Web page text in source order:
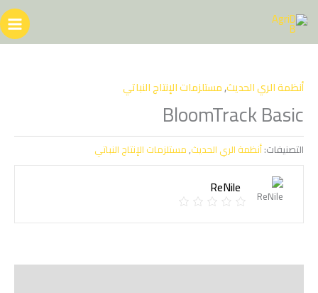
إلى
المحتوى
أنظمة الري الحديث,مستلزمات الإنتاج النباتي
BloomTrack Basic
التصنيفات:أنظمة الري الحديث,مستلزمات الإنتاج النباتي
ReNile